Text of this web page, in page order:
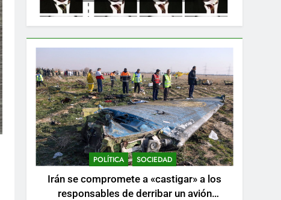
POLÍTICA SOCIEDAD
Irán se compromete a «castigar» a los
responsables de derribar un avión